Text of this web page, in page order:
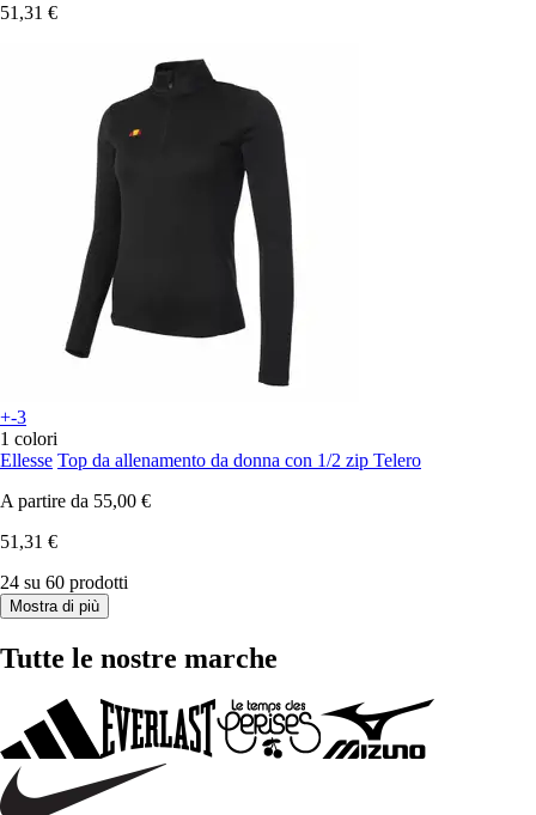
51,31 €
+-3
1 colori
Ellesse Top da allenamento da donna con 1/2 zip Telero
A partire da 55,00 €
51,31 €
24 su 60 prodotti
Mostra di più
Tutte le nostre marche